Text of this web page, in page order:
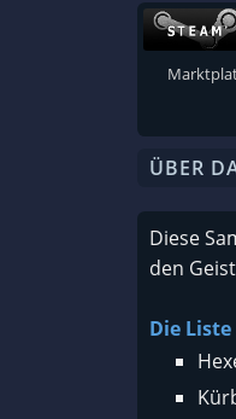
ÜBER
Diese
den
Die